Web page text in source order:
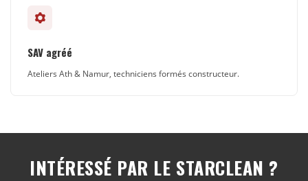
SAV agréé
Ateliers Ath & Namur, techniciens formés constructeur.
INTÉRESSÉ PAR LE STARCLEAN ?